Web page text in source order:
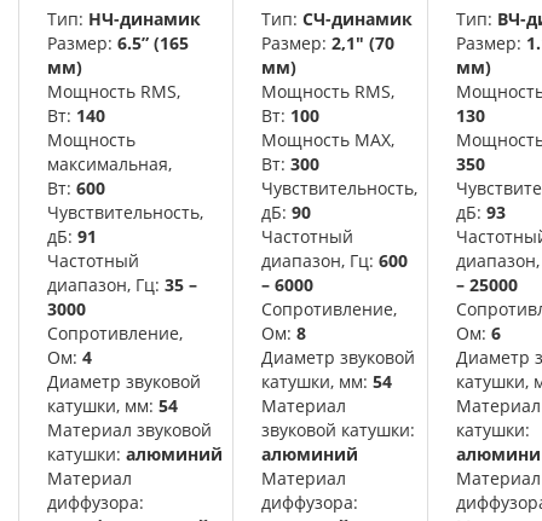
Тип: НЧ-динамик
Размер: 6.5” (165
мм)
Мощность RMS,
Вт: 140
Мощность
максимальная,
Вт: 600
Чувствительность,
дБ: 91
Частотный
диапазон, Гц: 35 –
3000
Сопротивление,
Ом: 4
Диаметр звуковой
катушки, мм: 54
Материал звуковой
катушки: алюминий
Материал
диффузора:
Тип: СЧ-динамик
Размер: 2,1" (70
мм)
Мощность RMS,
Вт: 100
Мощность MAX,
Вт: 300
Чувствительность,
дБ: 90
Частотный
диапазон, Гц: 600
– 6000
Сопротивление,
Ом: 8
Диаметр звуковой
катушки, мм: 54
Материал
звуковой катушки:
алюминий
Материал
диффузора:
Тип: ВЧ-
Размер:
мм)
130
350
дБ: 93
– 25000
Ом: 6
Диаметр
катушки,
Материал
катушки:
Материал